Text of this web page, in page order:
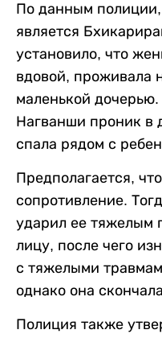
По данным
является
установило, что
вдовой, проживала
маленькой
Нагванши проник в
спала рядом с
Предполагается,
сопротивление.
ударил ее тяжелым
лицу, после чего
с тяжелыми
однако она
Полиция также